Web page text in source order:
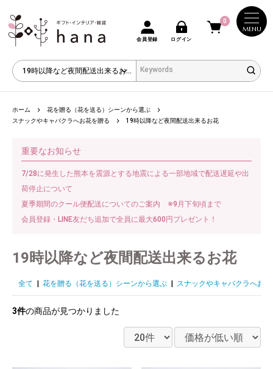
MENU
会員登録 ログイン
0
ホーム
花を贈る（花を送る）シーンから選ぶ
スナックやキャバクラへお花を贈る
19時以降など夜間配送出来るお花
重要なお知らせ
7/28に発生した熊本を震源とする地震による一部地域で配送遅延や出
荷停止について
夏季期間のクール便配送についてのご案内 ※9月下旬頃まで
会員登録・LINE友だち追加で全員に最大600円プレゼント！
19時以降など夜間配送出来るお花
全て 花を贈る（花を送る）シーンから選ぶ スナックやキャバクラへお
3件の商品が見つかりました